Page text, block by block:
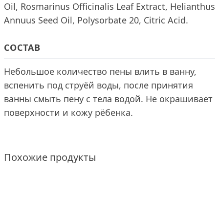
Oil, Rosmarinus Officinalis Leaf Extract, Helianthus
Annuus Seed Oil, Polysorbate 20, Citric Acid.
СОСТАВ
Небольшое количество пены влить в ванну,
вспенить под струёй воды, после принятия
ванны смыть пену с тела водой. Не окрашивает
поверхности и кожу рёбенка.
Похожие продукты